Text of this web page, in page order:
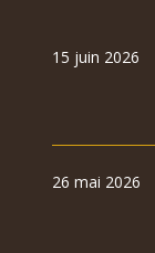
15 juin 2026
26 mai 2026